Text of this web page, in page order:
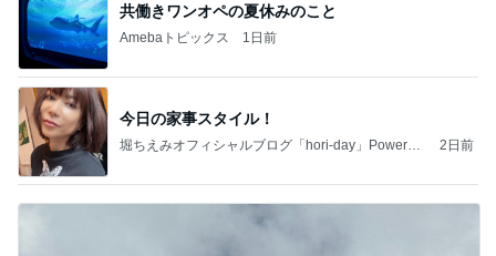
共働きワンオペの夏休みのこと
Amebaトピックス 1日前
今日の家事スタイル！
堀ちえみオフィシャルブログ「hori-day」Powered
2日前